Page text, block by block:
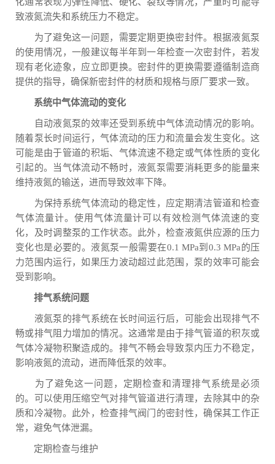
致液氮流失和系统压力不稳定。
为了避免这一问题，需要定期更换密封件。根据液氮泵
的使用情况，一般建议每半年到一年检查一次密封件，若发
现有老化迹象，应立即更换。密封件的更换需要遵循制造商
提供的指导，确保新密封件的材质和规格与原厂要求一致。
系统中气体流动的变化
自动液氮泵的效率还受到系统中气体流动情况的影响。
随着泵长时间运行，气体流动的压力和流量会发生变化。这
可能是由于管道的积垢、气体流速不稳定或气体性质的变化
引起的。当气体流动不畅时，液氮泵需要消耗更多的能量来
维持液氮的输送，进而导致效率下降。
为保持系统气体流动的稳定性，应定期清洁管道和检查
气体流量计。使用气体流量计可以有效检测气体流速的变
化，及时调整泵的工作状态。此外，检查液氮供应源的压力
变化也是必要的。液氮泵一般需要在0.1 MPa到0.3 MPa的压
力范围内运行，如果压力波动超过此范围，泵的效率可能会
受到影响。
排气系统问题
液氮泵的排气系统在长时间运行后，可能会出现排气不
畅或排气阻力增加的情况。这通常是由于排气管道的积灰或
气体冷凝物积聚造成的。排气不畅会导致泵内压力不稳定，
影响液氮的流动，进而降低泵的效率。
为了避免这一问题，定期检查和清理排气系统是必须
的。可以使用压缩空气对排气管道进行清理，去除其中的杂
质和冷凝物。此外，检查排气阀门的密封性，确保其工作正
常，避免气体泄漏。
定期检查与维护